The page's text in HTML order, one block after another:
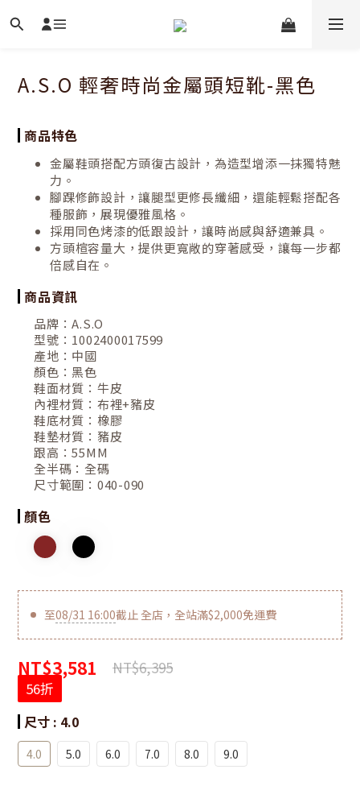
A.S.O 輕奢時尚金屬頭短靴-黑色
商品特色
金屬鞋頭搭配方頭復古設計，為造型增添一抹獨特魅
力。
腳踝修飾設計，讓腿型更修長纖細，還能輕鬆搭配各
種服飾，展現優雅風格。
採用同色烤漆的低跟設計，讓時尚感與舒適兼具。
方頭楦容量大，提供更寬敞的穿著感受，讓每一步都
倍感自在。
商品資訊
品牌：A.S.O
型號： 1002400017599
產地： 中國
顏色： 黑色
鞋面材質： 牛皮
內裡材質： 布裡+豬皮
鞋底材質： 橡膠
鞋墊材質： 豬皮
跟高：55MM
全半碼： 全碼
尺寸範圍： 040-090
顏色
至08/31 16:00截止 全店，全站滿$2,000免運費
NT$3,581 NT$6,395
56折
尺寸 : 4.0
4.0 5.0 6.0 7.0 8.0 9.0